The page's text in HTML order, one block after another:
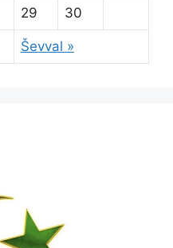
Ševval »
29 30